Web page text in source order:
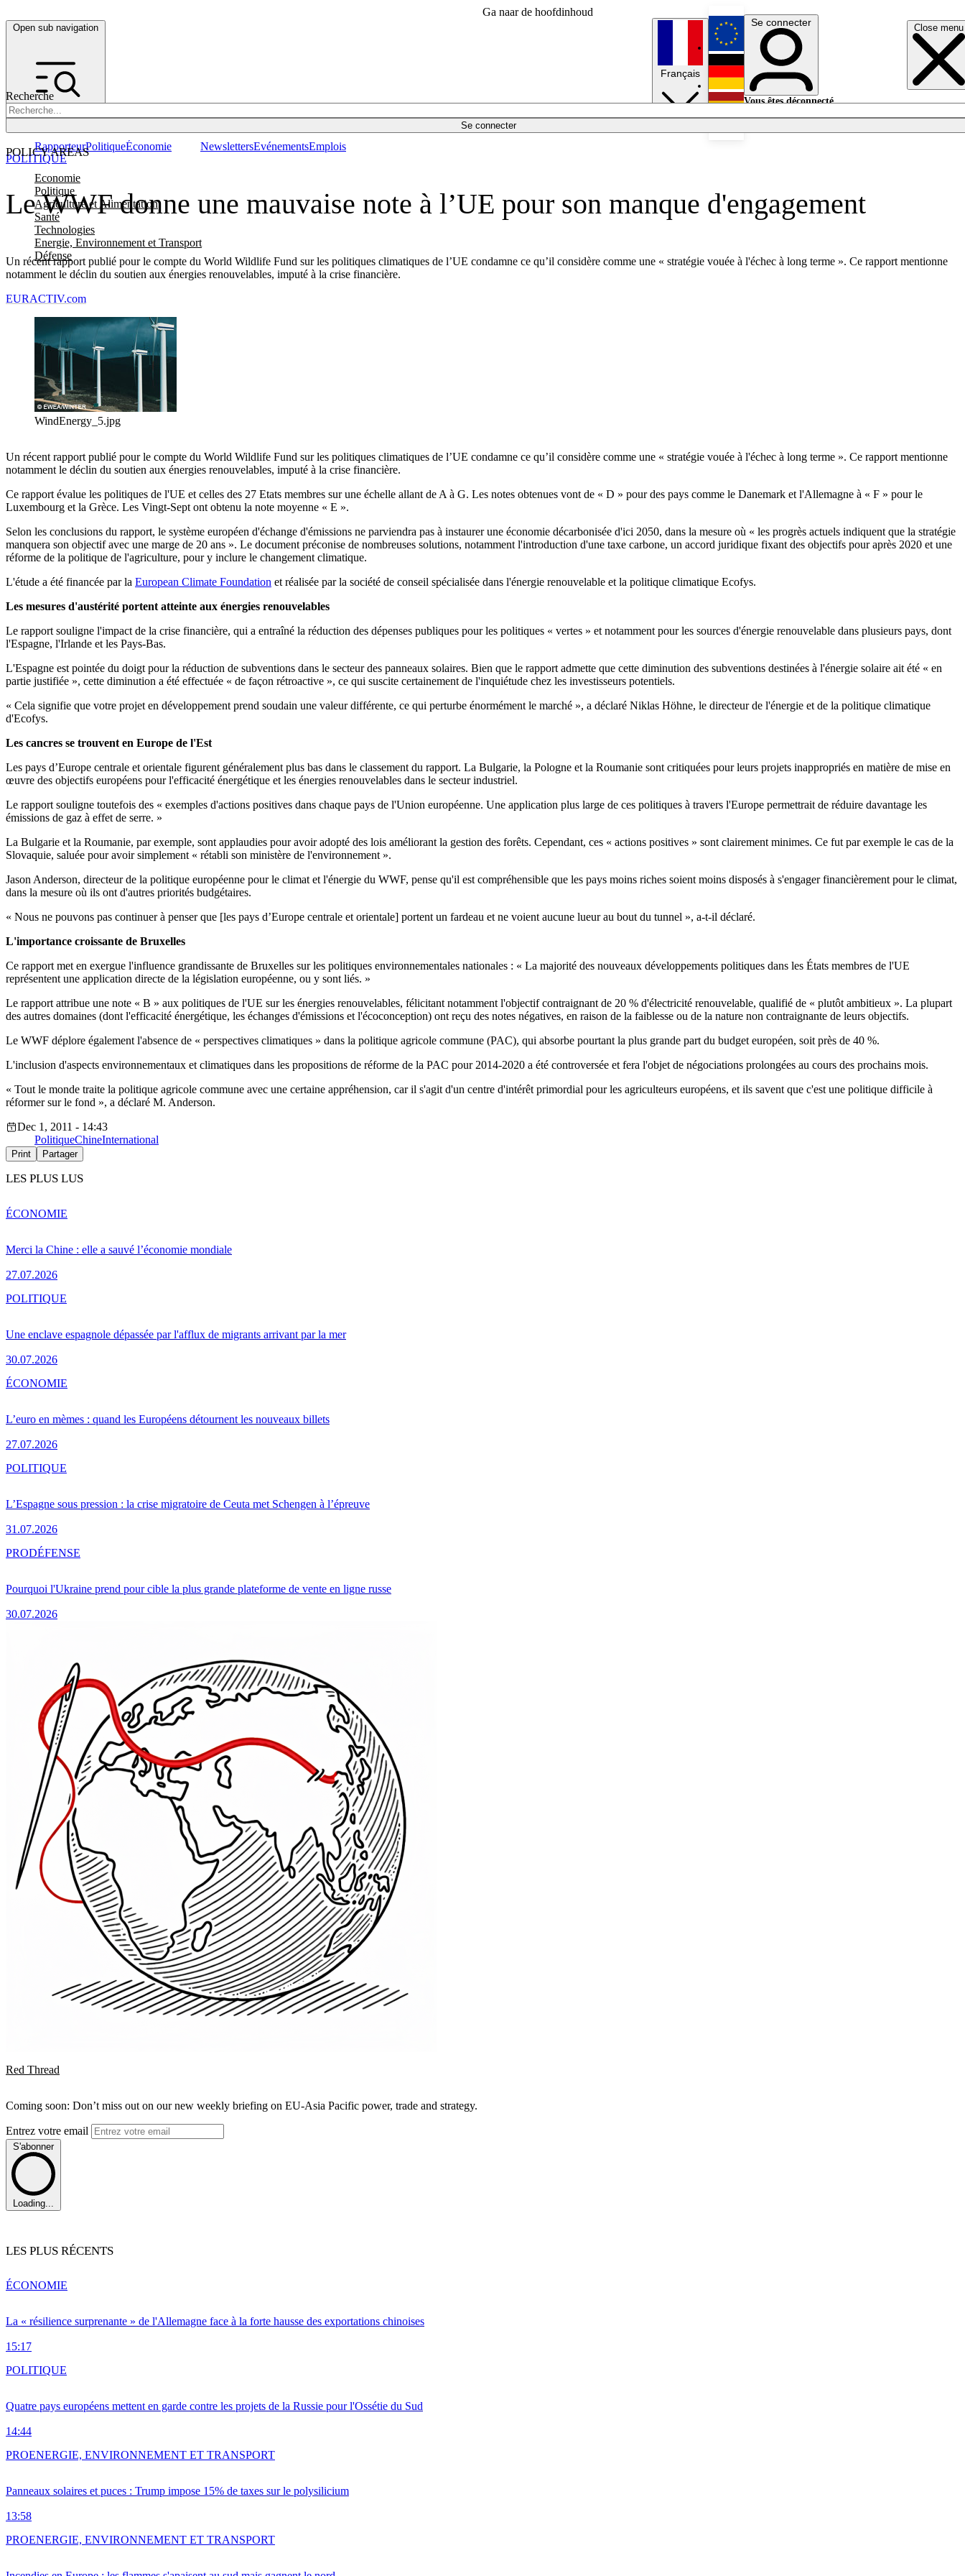
Ga naar de hoofdinhoud
Open sub navigation Close menu
Recherche
Se connecter
POLICY AREAS
Economie
Politique
Agriculture et Alimentation
Santé
Technologies
Energie, Environnement et Transport
Défense
RapporteurPolitiqueÉconomie NewslettersEvénementsEmplois
Français
English
Deutsch
Se connecter
Vous êtes déconnecté.
Le WWF donne une mauvaise note à l’UE pour son manque d'engagement
Un récent rapport publié pour le compte du World Wildlife Fund sur les politiques climatiques de l’UE condamne ce qu’il considère comme une « stratégie vouée à l'échec à long terme ». Ce rapport mentionne
notamment le déclin du soutien aux énergies renouvelables, imputé à la crise financière.
POLITIQUE
EURACTIV.com
WindEnergy_5.jpg
Un récent rapport publié pour le compte du World Wildlife Fund sur les politiques climatiques de l’UE condamne ce qu’il considère comme une « stratégie vouée à l'échec à long terme ». Ce rapport mentionne
notamment le déclin du soutien aux énergies renouvelables, imputé à la crise financière.
Ce rapport évalue les politiques de l'UE et celles des 27 Etats membres sur une échelle allant de A à G. Les notes obtenues vont de « D » pour des pays comme le Danemark et l'Allemagne à « F » pour le
Luxembourg et la Grèce. Les Vingt-Sept ont obtenu la note moyenne « E ».
Selon les conclusions du rapport, le système européen d'échange d'émissions ne parviendra pas à instaurer une économie décarbonisée d'ici 2050, dans la mesure où « les progrès actuels indiquent que la stratégie
manquera son objectif avec une marge de 20 ans ». Le document préconise de nombreuses solutions, notamment l'introduction d'une taxe carbone, un accord juridique fixant des objectifs pour après 2020 et une
réforme de la politique de l'agriculture, pour y inclure le changement climatique.
L'étude a été financée par la European Climate Foundation et réalisée par la société de conseil spécialisée dans l'énergie renouvelable et la politique climatique Ecofys.
Les mesures d'austérité portent atteinte aux énergies renouvelables
Le rapport souligne l'impact de la crise financière, qui a entraîné la réduction des dépenses publiques pour les politiques « vertes » et notamment pour les sources d'énergie renouvelable dans plusieurs pays, dont
l'Espagne, l'Irlande et les Pays-Bas.
L'Espagne est pointée du doigt pour la réduction de subventions dans le secteur des panneaux solaires. Bien que le rapport admette que cette diminution des subventions destinées à l'énergie solaire ait été « en
partie justifiée », cette diminution a été effectuée « de façon rétroactive », ce qui suscite certainement de l'inquiétude chez les investisseurs potentiels.
« Cela signifie que votre projet en développement prend soudain une valeur différente, ce qui perturbe énormément le marché », a déclaré Niklas Höhne, le directeur de l'énergie et de la politique climatique
d'Ecofys.
Les cancres se trouvent en Europe de l'Est
Les pays d’Europe centrale et orientale figurent généralement plus bas dans le classement du rapport. La Bulgarie, la Pologne et la Roumanie sont critiquées pour leurs projets inappropriés en matière de mise en
œuvre des objectifs européens pour l'efficacité énergétique et les énergies renouvelables dans le secteur industriel.
Le rapport souligne toutefois des « exemples d'actions positives dans chaque pays de l'Union européenne. Une application plus large de ces politiques à travers l'Europe permettrait de réduire davantage les
émissions de gaz à effet de serre. »
La Bulgarie et la Roumanie, par exemple, sont applaudies pour avoir adopté des lois améliorant la gestion des forêts. Cependant, ces « actions positives » sont clairement minimes. Ce fut par exemple le cas de la
Slovaquie, saluée pour avoir simplement « rétabli son ministère de l'environnement ».
Jason Anderson, directeur de la politique européenne pour le climat et l'énergie du WWF, pense qu'il est compréhensible que les pays moins riches soient moins disposés à s'engager financièrement pour le climat,
dans la mesure où ils ont d'autres priorités budgétaires.
« Nous ne pouvons pas continuer à penser que [les pays d’Europe centrale et orientale] portent un fardeau et ne voient aucune lueur au bout du tunnel », a-t-il déclaré.
L'importance croissante de Bruxelles
Ce rapport met en exergue l'influence grandissante de Bruxelles sur les politiques environnementales nationales : « La majorité des nouveaux développements politiques dans les États membres de l'UE
représentent une application directe de la législation européenne, ou y sont liés. »
Le rapport attribue une note « B » aux politiques de l'UE sur les énergies renouvelables, félicitant notamment l'objectif contraignant de 20 % d'électricité renouvelable, qualifié de « plutôt ambitieux ». La plupart
des autres domaines (dont l'efficacité énergétique, les échanges d'émissions et l'écoconception) ont reçu des notes négatives, en raison de la faiblesse ou de la nature non contraignante de leurs objectifs.
Le WWF déplore également l'absence de « perspectives climatiques » dans la politique agricole commune (PAC), qui absorbe pourtant la plus grande part du budget européen, soit près de 40 %.
L'inclusion d'aspects environnementaux et climatiques dans les propositions de réforme de la PAC pour 2014-2020 a été controversée et fera l'objet de négociations prolongées au cours des prochains mois.
« Tout le monde traite la politique agricole commune avec une certaine appréhension, car il s'agit d'un centre d'intérêt primordial pour les agriculteurs européens, et ils savent que c'est une politique difficile à
réformer sur le fond », a déclaré M. Anderson.
Dec 1, 2011 - 14:43
PolitiqueChineInternational
Print Partager
LES PLUS LUS
Merci la Chine : elle a sauvé l’économie mondiale
27.07.2026
ÉCONOMIE
Une enclave espagnole dépassée par l'afflux de migrants arrivant par la mer
30.07.2026
POLITIQUE
L’euro en mèmes : quand les Européens détournent les nouveaux billets
27.07.2026
ÉCONOMIE
L’Espagne sous pression : la crise migratoire de Ceuta met Schengen à l’épreuve
31.07.2026
POLITIQUE
Pourquoi l'Ukraine prend pour cible la plus grande plateforme de vente en ligne russe
30.07.2026
PRODÉFENSE
Red Thread
Coming soon: Don’t miss out on our new weekly briefing on EU-Asia Pacific power, trade and strategy.
Entrez votre email
S'abonner
Loading...
LES PLUS RÉCENTS
La « résilience surprenante » de l'Allemagne face à la forte hausse des exportations chinoises
15:17
ÉCONOMIE
Quatre pays européens mettent en garde contre les projets de la Russie pour l'Ossétie du Sud
14:44
POLITIQUE
Panneaux solaires et puces : Trump impose 15% de taxes sur le polysilicium
13:58
PROENERGIE, ENVIRONNEMENT ET TRANSPORT
PROENERGIE, ENVIRONNEMENT ET TRANSPORT